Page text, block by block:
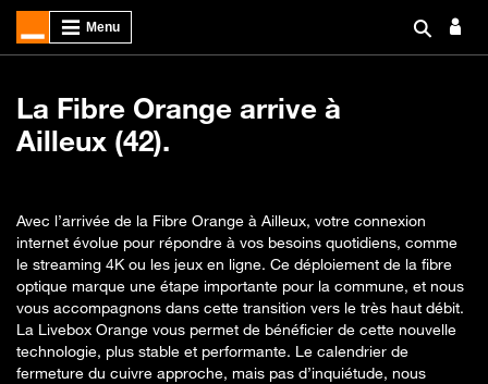
La Fibre Orange arrive à
Ailleux (42).
Avec l’arrivée de la Fibre Orange à Ailleux, votre connexion
internet évolue pour répondre à vos besoins quotidiens, comme
le streaming 4K ou les jeux en ligne. Ce déploiement de la fibre
optique marque une étape importante pour la commune, et nous
vous accompagnons dans cette transition vers le très haut débit.
La Livebox Orange vous permet de bénéficier de cette nouvelle
technologie, plus stable et performante. Le calendrier de
fermeture du cuivre approche, mais pas d’inquiétude, nous